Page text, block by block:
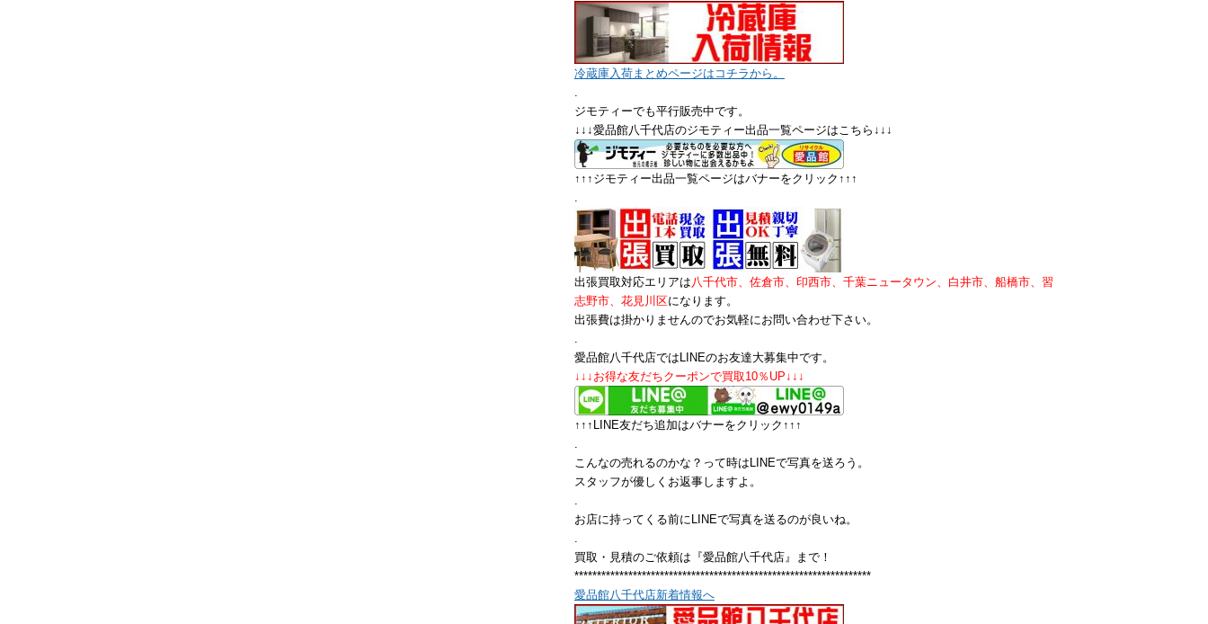
冷蔵庫入荷まとめページはコチラから。
.
ジモティーでも平行販売中です。
↓↓↓愛品館八千代店のジモティー出品一覧ページはこちら↓↓↓
↑↑↑ジモティー出品一覧ページはバナーをクリック↑↑↑
.
出張買取対応エリアは八千代市、佐倉市、印西市、千葉ニュータウン、白井市、船橋市、習
志野市、花見川区になります。
出張費は掛かりませんのでお気軽にお問い合わせ下さい。
.
愛品館八千代店ではLINEのお友達大募集中です。
↓↓↓お得な友だちクーポンで買取10％UP↓↓↓
↑↑↑LINE友だち追加はバナーをクリック↑↑↑
.
こんなの売れるのかな？って時はLINEで写真を送ろう。
スタッフが優しくお返事しますよ。
.
お店に持ってくる前にLINEで写真を送るのが良いね。
.
買取・見積のご依頼は『愛品館八千代店』まで！
******************************************************************
愛品館八千代店新着情報へ